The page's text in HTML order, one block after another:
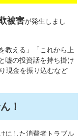
被害が発生しまし
教える」「これから上
嘘の投資話を持ち掛け
現金を振り込むなど
！
にした消費者トラブル